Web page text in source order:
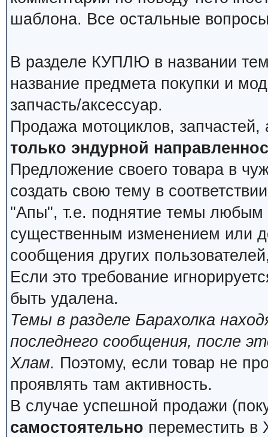
шаблона. Все остальные
В разделе КУПЛЮ в названии
название предмета покупки и
запчасть/аксессуар.
Продажа мотоциклов, запчастей,
только эндурной
Предложение своего товара в
создать свою тему в
"Апы", т.е. поднятие темы любым
существенным изменением или
сообщения других
Если это требование
быть удалена.
Темы в разделе Барахолка
последнего сообщения, после
Хлам. Поэтому, если товар не
проявлять там активность.
В случае успешной продажи
самостоятельно переместить в